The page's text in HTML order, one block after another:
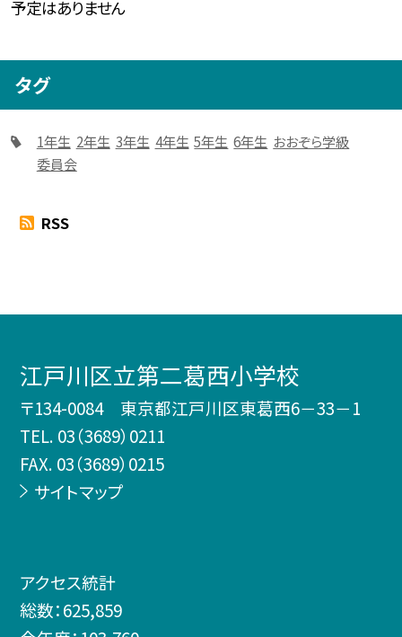
予定はありません
タグ
1年生 2年生 3年生 4年生 5年生 6年生 おおぞら学級
委員会
RSS
江戸川区立第二葛西小学校
〒134-0084 東京都江戸川区東葛西6－33－1
TEL. 03（3689）0211
FAX. 03（3689）0215
サイトマップ
アクセス統計
総数：625,859